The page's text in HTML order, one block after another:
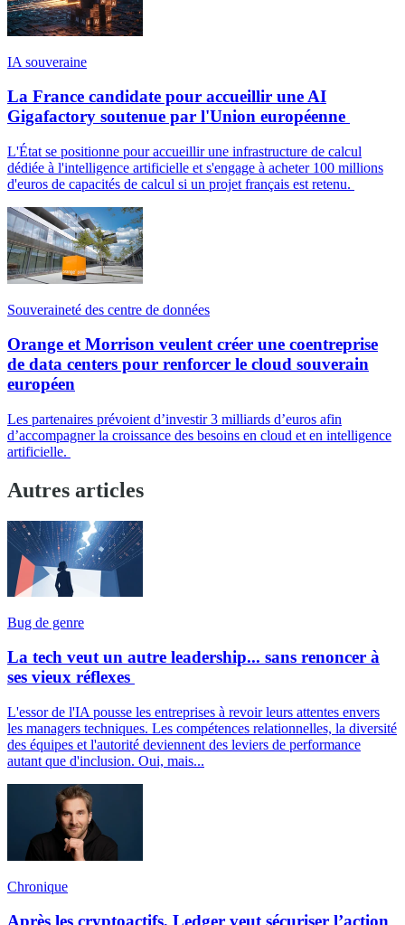
IA souveraine
La France candidate pour accueillir une AI
Gigafactory soutenue par l'Union européenne
L'État se positionne pour accueillir une infrastructure de calcul
dédiée à l'intelligence artificielle et s'engage à acheter 100 millions
d'euros de capacités de calcul si un projet français est retenu.
Souveraineté des centre de données
Orange et Morrison veulent créer une coentreprise
de data centers pour renforcer le cloud souverain
européen
Les partenaires prévoient d’investir 3 milliards d’euros afin
d’accompagner la croissance des besoins en cloud et en intelligence
artificielle.
Autres articles
Bug de genre
La tech veut un autre leadership... sans renoncer à
ses vieux réflexes
L'essor de l'IA pousse les entreprises à revoir leurs attentes envers
les managers techniques. Les compétences relationnelles, la diversité
des équipes et l'autorité deviennent des leviers de performance
autant que d'inclusion. Oui, mais...
Chronique